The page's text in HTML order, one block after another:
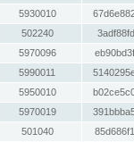
5930010
502240
5970096
5990011
5950010
5970019
501040